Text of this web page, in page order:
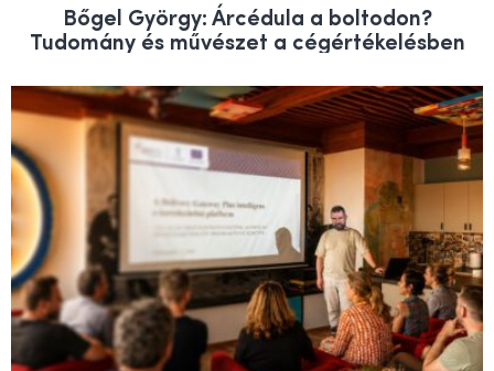
Bőgel György: Árcédula a boltodon?
Tudomány és művészet a cégértékelésben